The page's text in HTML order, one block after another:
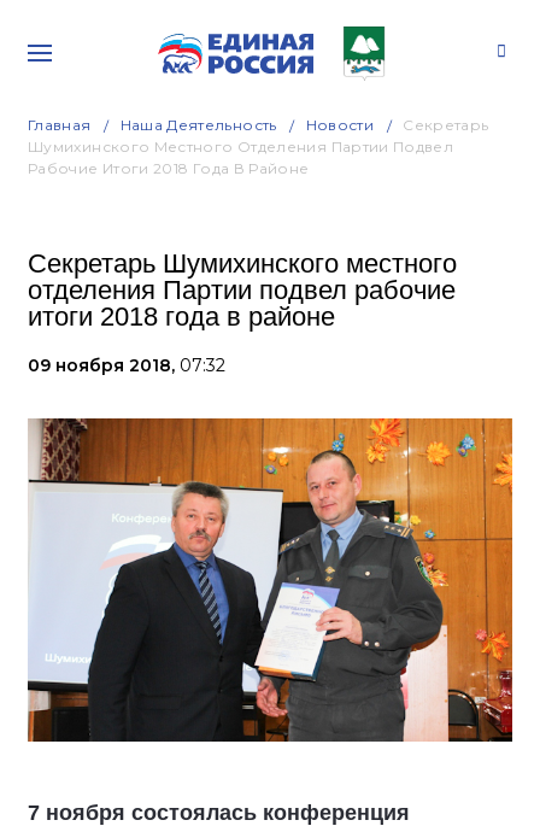
Главная Наша Деятельность Новости
Секретарь
Шумихинского Местного Отделения Партии Подвел
Рабочие Итоги 2018 Года В Районе
Секретарь Шумихинского местного
отделения Партии подвел рабочие
итоги 2018 года в районе
09 ноября 2018, 07:32
7 ноября состоялась конференция